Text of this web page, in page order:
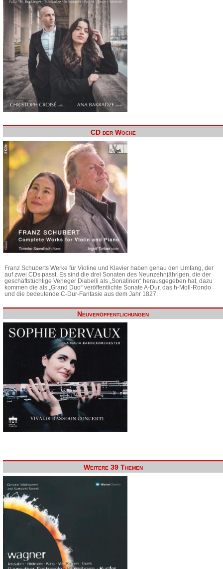
CD der Woche
Franz Schuberts Werke für Violine und Klavier haben genau den Umfang, der
auf zwei CDs passt. Es sind die drei Sonaten des Neunzehnjährigen, die der
geschäftstüchtige Verleger Diabelli als „Sonatinen“ herausgegeben hat, dazu
kommen die als „Grand Duo“ veröffentlichte Sonate A-Dur, das h-Moll-Rondo
und die bedeutende C-Dur-Fantasie aus dem Jahr 1827.
Neuveröffentlichungen
Weitere 39 Themen